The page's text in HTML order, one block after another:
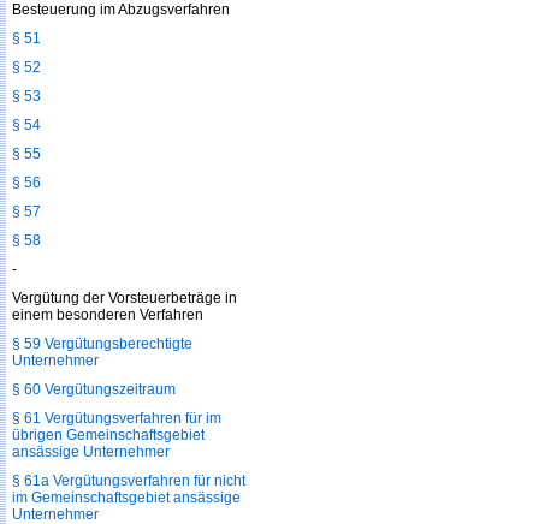
Besteuerung im Abzugsverfahren
§ 51
§ 52
§ 53
§ 54
§ 55
§ 56
§ 57
§ 58
-
Vergütung der Vorsteuerbeträge in
einem besonderen Verfahren
§ 59 Vergütungsberechtigte
Unternehmer
§ 60 Vergütungszeitraum
§ 61 Vergütungsverfahren für im
übrigen Gemeinschaftsgebiet
ansässige Unternehmer
§ 61a Vergütungsverfahren für nicht
im Gemeinschaftsgebiet ansässige
Unternehmer